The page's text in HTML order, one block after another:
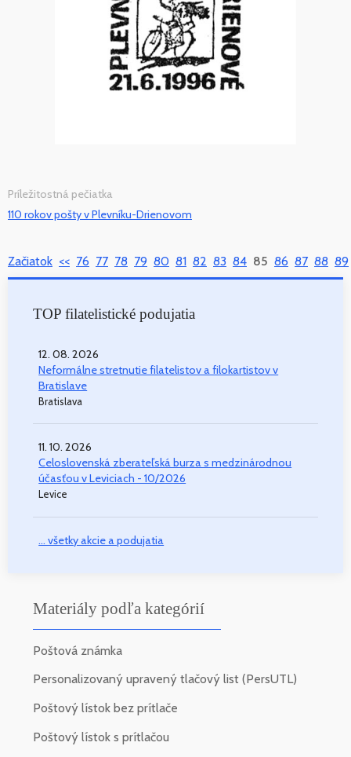
Príležitostná pečiatka
110 rokov pošty v Plevníku-Drienovom
Začiatok << 76 77 78 79 80 81 82 83 84 85 86 87 88 89
TOP filatelistické podujatia
12. 08. 2026
Neformálne stretnutie filatelistov a filokartistov v
Bratislave
Bratislava
11. 10. 2026
Celoslovenská zberateľská burza s medzinárodnou
účasťou v Leviciach - 10/2026
Levice
... všetky akcie a podujatia
Materiály podľa kategórií
Poštová známka
Personalizovaný upravený tlačový list (PersUTL)
Poštový lístok bez prítlače
Poštový lístok s prítlačou